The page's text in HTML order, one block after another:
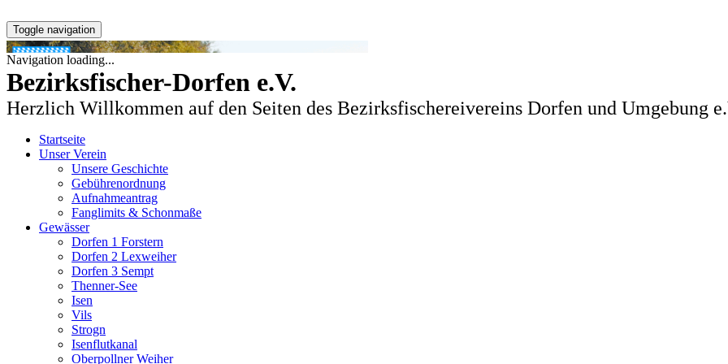
Toggle navigation
Navigation loading...
Bezirksfischer-Dorfen e.V.
Herzlich Willkommen auf den Seiten des Bezirksfischereivereins Dorfen und Umgebung
Startseite
Unser Verein
Unsere Geschichte
Gebührenordnung
Aufnahmeantrag
Fanglimits & Schonmaße
Gewässer
Dorfen 1 Forstern
Dorfen 2 Lexweiher
Dorfen 3 Sempt
Thenner-See
Isen
Vils
Strogn
Isenflutkanal
Oberpollner Weiher